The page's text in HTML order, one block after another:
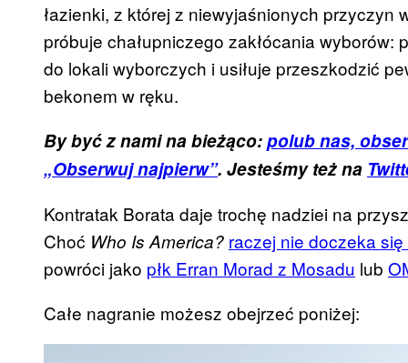
łazienki, z której z niewyjaśnionych przyczyn
próbuje chałupniczego zakłócania
do lokali wyborczych i usiłuje przeszkodzić
bekonem w ręku.
By być z nami na bieżąco:polub nas,
„Obserwuj najpierw”. Jesteśmy też na
Kontratak Borata daje trochę nadziei na
Choć Who Is America? raczej nie doczeka
powróci jako płk Erran Morad z Mosadu lub
Całe nagranie możesz obejrzeć poniżej: